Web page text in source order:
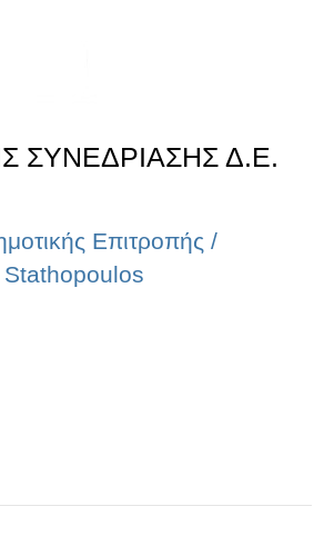
ΣΥΝΕΔΡΙΑΣΗΣ Δ.Ε.
Επιτροπής /